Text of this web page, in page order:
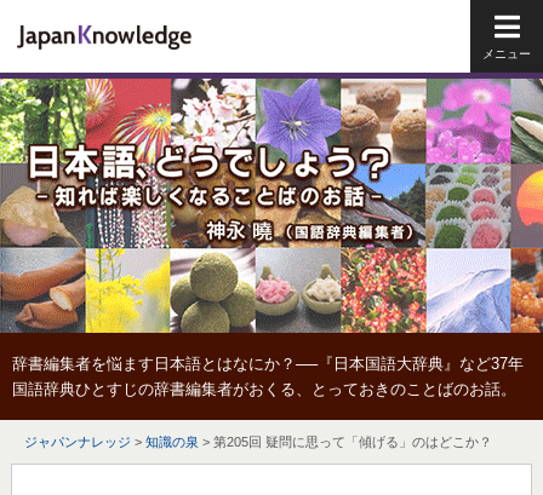
辞書編集者を悩ます日本語とはなにか？──『日本国語大辞典』など37年
国語辞典ひとすじの辞書編集者がおくる、とっておきのことばのお話。
ジャパンナレッジ > 知識の泉 > 第205回 疑問に思って「傾げる」のはどこか？